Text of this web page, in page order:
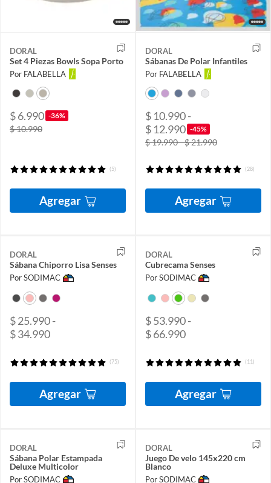
DORAL
Set 4 Piezas Bowls Sopa Porto
Por FALABELLA
$ 6.990 -36%
$ 10.990
(5)
Agregar
DORAL
Sábanas De Polar Infantiles
Por FALABELLA
$ 10.990 -
$ 12.990 -45%
$ 19.990 - $ 21.990
(28)
Agregar
DORAL
Sábana Chiporro Lisa Senses
Por SODIMAC
$ 25.990 -
$ 34.990
(75)
Agregar
DORAL
Cubrecama Senses
Por SODIMAC
$ 53.990 -
$ 66.990
(11)
Agregar
DORAL
Sábana Polar Estampada
Deluxe Multicolor
Por SODIMAC
DORAL
Juego De velo 145x220 cm
Blanco
Por SODIMAC